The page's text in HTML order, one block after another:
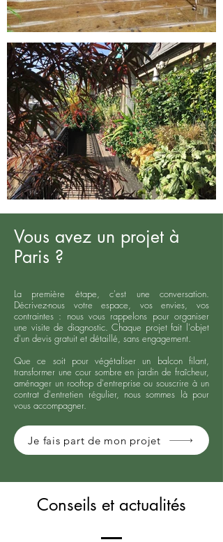
Vous avez un projet à
Paris ?
La première étape, c'est une conversation.
Décrivez-nous votre espace, vos envies, vos
contraintes : nous vous rappelons pour organiser
une visite de diagnostic. Chaque projet fait l'objet
d'un devis gratuit et détaillé, sans engagement.
Que ce soit pour végétaliser un balcon filant,
transformer une cour sombre en jardin de fraîcheur,
aménager un rooftop d'entreprise ou souscrire à un
contrat d'entretien régulier, nous sommes là pour
vous accompagner.
Je fais part de mon projet
Conseils et actualités